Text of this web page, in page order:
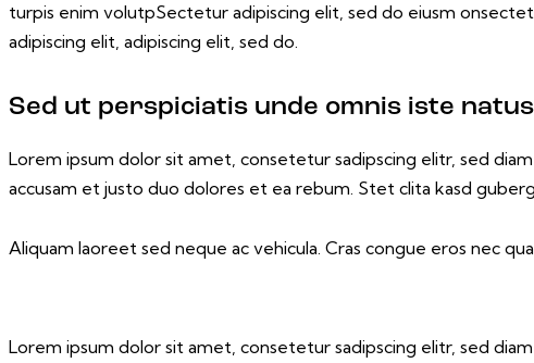
turpis enim volutpSectetur adipiscing elit, sed do eiusm
adipiscing elit, adipiscing elit, sed do.
Sed ut perspiciatis unde omnis iste
Lorem ipsum dolor sit amet, consetetur sadipscing elitr, sed
accusam et justo duo dolores et ea rebum. Stet clita kasd
Aliquam laoreet sed neque ac vehicula. Cras congue eros nec
Lorem ipsum dolor sit amet, consetetur sadipscing elitr, sed